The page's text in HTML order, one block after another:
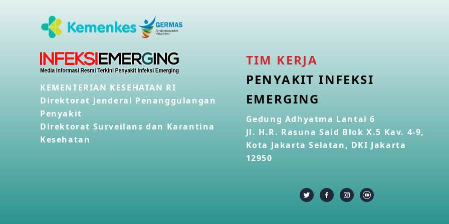
KEMENTERIAN KESEHATAN RI
Direktorat Jenderal Penanggulangan
Penyakit
Direktorat Surveilans dan Karantina
Kesehatan
TIM KERJA
PENYAKIT INFEKSI
EMERGING
Gedung Adhyatma Lantai 6
Jl. H.R. Rasuna Said Blok X.5 Kav. 4-9,
Kota Jakarta Selatan, DKI Jakarta
12950